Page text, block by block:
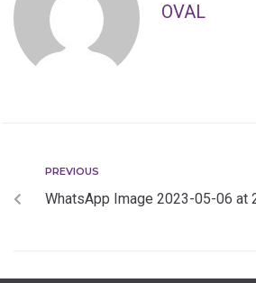
OVAL
PREVIOUS
WhatsApp Image 2023-05-06 at